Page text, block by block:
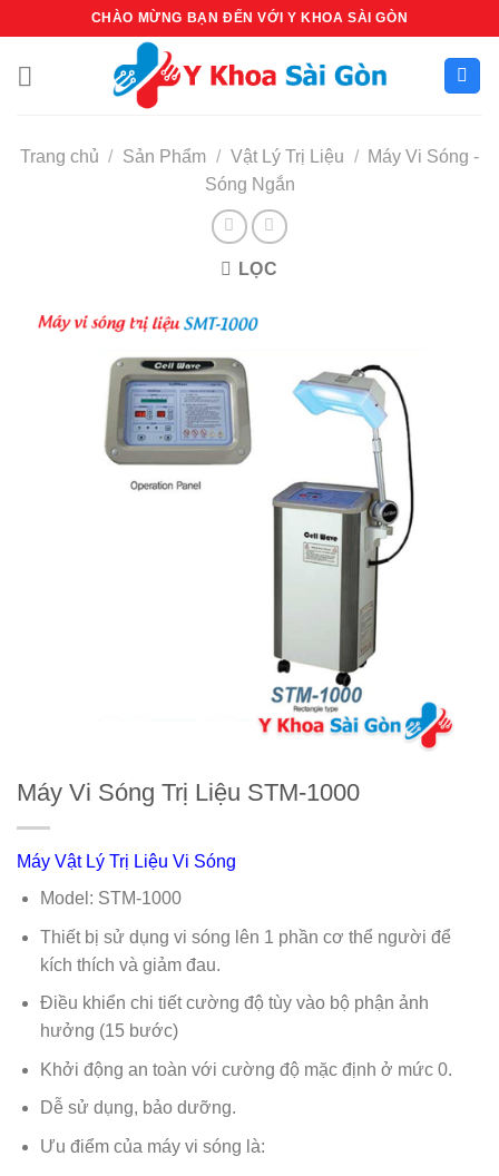
qua
nội
CHÀO MỪNG BẠN ĐẾN VỚI Y KHOA SÀI GÒN
Trang chủ / Sản Phẩm / Vật Lý Trị Liệu /
Máy Vi Sóng -
Sóng Ngắn
LỌC
Máy Vi Sóng Trị Liệu STM-1000
Máy Vật Lý Trị Liệu Vi Sóng
Model: STM-1000
Thiết bị sử dụng vi sóng lên 1 phần cơ thể người để
kích thích và giảm đau.
Điều khiển chi tiết cường độ tùy vào bộ phận ảnh
hưởng (15 bước)
Khởi động an toàn với cường độ mặc định ở mức 0.
Dễ sử dụng, bảo dưỡng.
Ưu điểm của máy vi sóng là: